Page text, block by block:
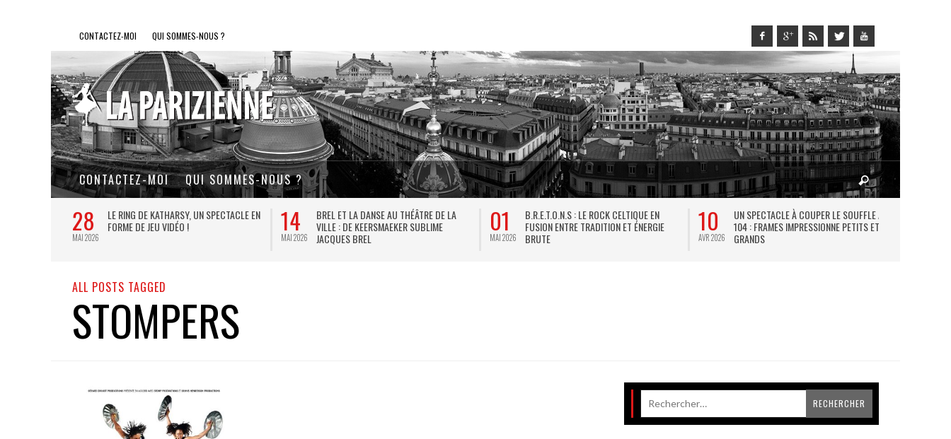
CONTACTEZ-MOI QUI SOMMES-NOUS ?
CONTACTEZ-MOI QUI SOMMES-NOUS ?
28
MAI 2026
LE RING DE KATHARSY, UN SPECTACLE EN
FORME DE JEU VIDÉO !
14
MAI 2026
BREL ET LA DANSE AU THÉÂTRE DE LA
VILLE : DE KEERSMAEKER SUBLIME
JACQUES BREL
01
MAI 2026
B.R.E.T.O.N.S : LE ROCK CELTIQUE EN
FUSION ENTRE TRADITION ET ÉNERGIE
BRUTE
10
AVR 2026
UN SPECTACLE À COUPER LE SOUFFLE AU
104 : FRAMES IMPRESSIONNE PETITS ET
GRANDS
ALL POSTS TAGGED
STOMPERS